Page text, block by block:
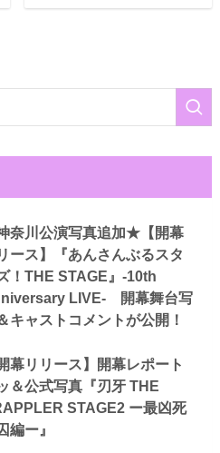
奈川公演写真追加★【開幕
ース】『あんさんぶるスタ
！THE STAGE』-10th
LIVE- 開幕舞台写
キャストコメントが公開！
開幕リリース】開幕レポート
＆公式写真『刃牙 THE
STAGE2 ー最凶死
編ー』